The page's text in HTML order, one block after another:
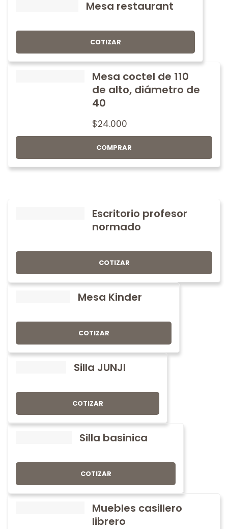
Mesa restaurant
COTIZAR
Mesa coctel de 110
de alto, diámetro de
40
$24.000
COMPRAR
Escritorio profesor
normado
COTIZAR
Mesa Kinder
COTIZAR
Silla JUNJI
COTIZAR
Silla basinica
COTIZAR
Muebles casillero
librero